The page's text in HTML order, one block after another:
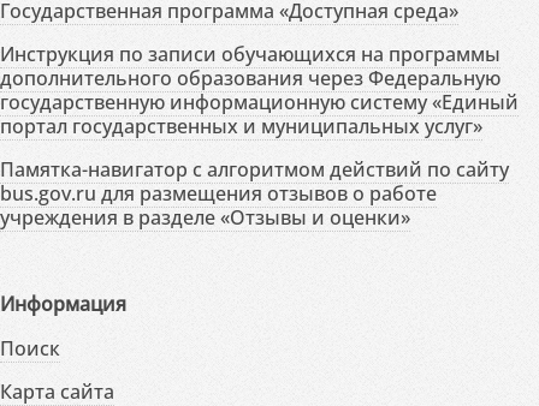
Государственная программа «Доступная среда»
Инструкция по записи обучающихся на программы
дополнительного образования через Федеральную
государственную информационную систему «Единый
портал государственных и муниципальных услуг»
Памятка-навигатор с алгоритмом действий по сайту
bus.gov.ru для размещения отзывов о работе
учреждения в разделе «Отзывы и оценки»
Информация
Поиск
Карта сайта